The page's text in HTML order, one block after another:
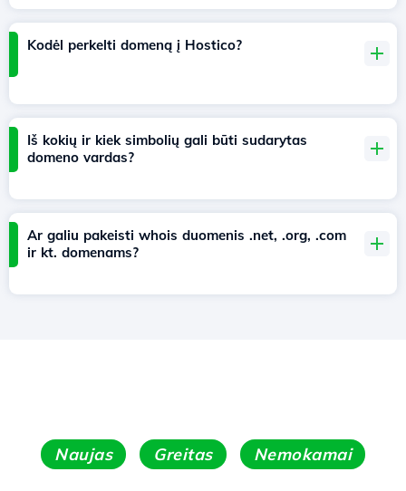
Kodėl perkelti domeną į Hostico?
Iš kokių ir kiek simbolių gali būti sudarytas
domeno vardas?
Ar galiu pakeisti whois duomenis .net, .org, .com
ir kt. domenams?
Naujas Greitas Nemokamai